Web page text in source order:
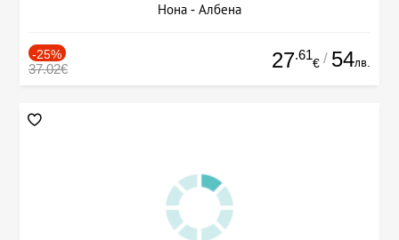
Нона - Албена
-25%
37.02€ 27.61
€ / 54лв.